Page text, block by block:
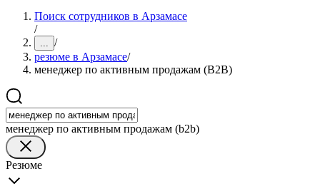
Поиск сотрудников в Арзамасе
/
... /
резюме в Арзамасе/
менеджер по активным продажам (B2B)
менеджер по активным продажам (b2b)
Резюме